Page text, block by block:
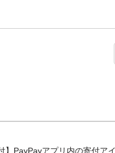
】PayPayアプリ内の寄付ア